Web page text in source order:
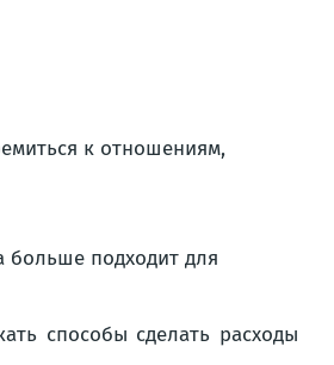
к отношениям,
больше подходит для
способы сделать расходы